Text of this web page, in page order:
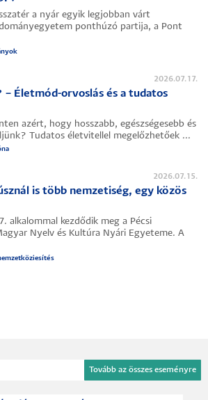
a nyár egyik legjobban várt
ponthúzó partija, a Pont
2026.07.17.
– Életmód-orvoslás és a tudatos
azért, hogy hosszabb, egészségesebb és
Tudatos életvitellel megelőzhetőek ...
2026.07.15.
is több nemzetiség, egy közös
alkalommal kezdődik meg a Pécsi
Nyelv és Kultúra Nyári Egyeteme. A
Tovább az összes eseményre